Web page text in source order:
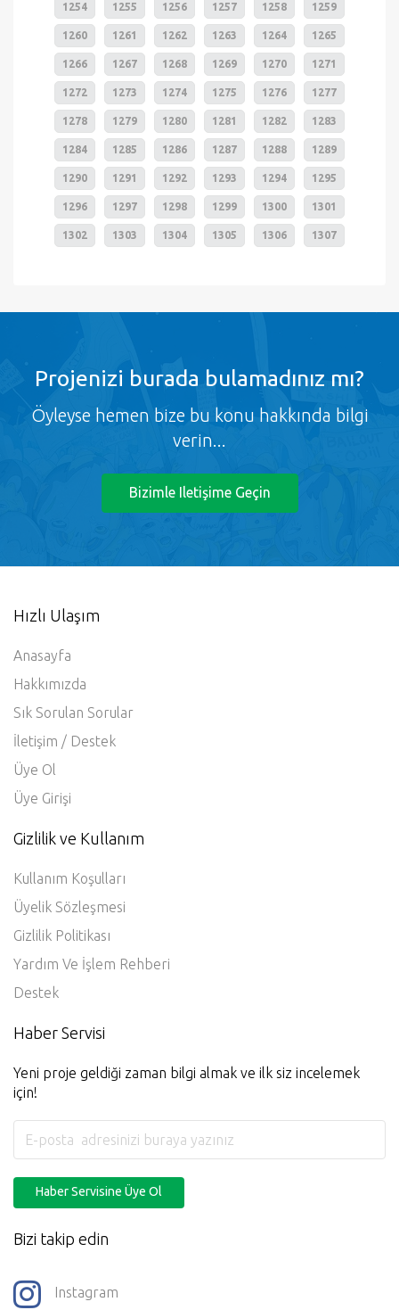
1254 1255 1256 1257 1258 1259
1260 1261 1262 1263 1264 1265
1266 1267 1268 1269 1270 1271
1272 1273 1274 1275 1276 1277
1278 1279 1280 1281 1282 1283
1284 1285 1286 1287 1288 1289
1290 1291 1292 1293 1294 1295
1296 1297 1298 1299 1300 1301
1302 1303 1304 1305 1306 1307
Projenizi burada bulamadınız mı?
Öyleyse hemen bize bu konu hakkında bilgi
verin...
Bizimle Iletişime Geçin
Hızlı Ulaşım
Anasayfa
Hakkımızda
Sık Sorulan Sorular
İletişim / Destek
Üye Ol
Üye Girişi
Gizlilik ve Kullanım
Kullanım Koşulları
Üyelik Sözleşmesi
Gizlilik Politikası
Yardım Ve İşlem Rehberi
Destek
Haber Servisi
Yeni proje geldiği zaman bilgi almak ve ilk siz incelemek
için!
Haber Servisine Üye Ol
Bizi takip edin
Instagram